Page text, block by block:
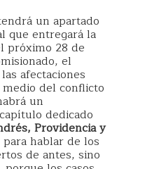
un apartado
que entregará la
próximo 28 de
el
afectaciones
del conflicto
un
dedicado
Providencia y
hablar de los
de antes, sino